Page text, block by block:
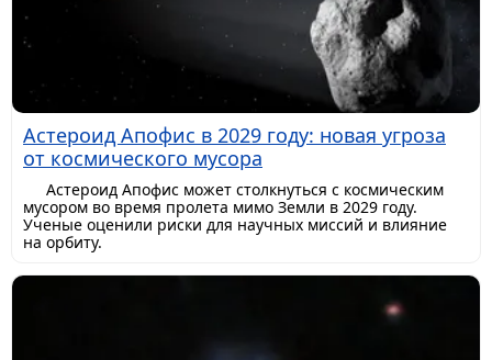
Астероид Апофис в 2029 году: новая угроза
от космического мусора
Астероид Апофис может столкнуться с космическим
мусором во время пролета мимо Земли в 2029 году.
Ученые оценили риски для научных миссий и влияние
на орбиту.